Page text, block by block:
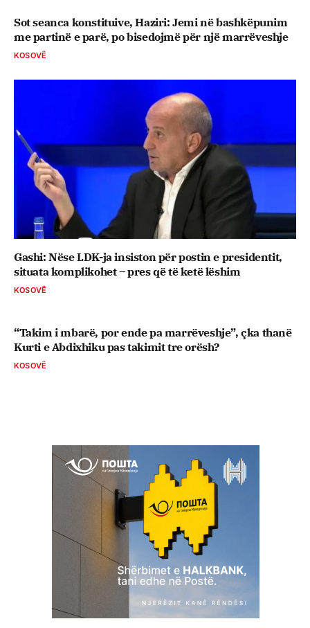
Sot seanca konstituive, ​Haziri: Jemi në bashkëpunim
me partinë e parë, po bisedojmë për një marrëveshje
KOSOVË
Gashi: Nëse LDK-ja insiston për postin e presidentit,
situata komplikohet – pres që të ketë lëshim
KOSOVË
“Takim i mbarë, por ende pa marrëveshje”, çka thanë
Kurti e Abdixhiku pas takimit tre orësh?
KOSOVË